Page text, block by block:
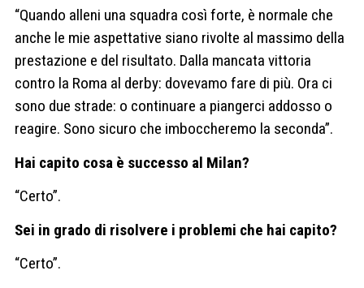
“Quando alleni una squadra così forte, è normale che
anche le mie aspettative siano rivolte al massimo della
prestazione e del risultato. Dalla mancata vittoria
contro la Roma al derby: dovevamo fare di più. Ora ci
sono due strade: o continuare a piangerci addosso o
reagire. Sono sicuro che imboccheremo la seconda”.
Hai capito cosa è successo al Milan?
“Certo”.
Sei in grado di risolvere i problemi che hai capito?
“Certo”.